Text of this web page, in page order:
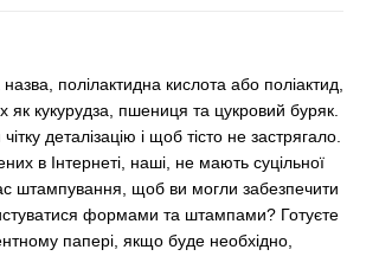
полілактидна кислота або поліактид,
як кукурудза, пшениця та цукровий буряк.
деталізацію і щоб тісто не застрягало.
в Інтернеті, наші, не мають суцільної
штампування, щоб ви могли забезпечити
формами та штампами? Готуєте
папері, якщо буде необхідно,